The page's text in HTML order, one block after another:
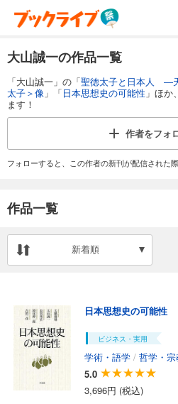
大山誠一の作品一覧
「大山誠一」の「聖徳太子と日本人 ―
太子＞像 」「日本思想史の可能性 」ほか
ます！
作者をフォ
フォローすると、この作者の新刊が配信された
作品一覧
新着順
日本思想史の可能性
ビジネス・実用
学術・語学 / 哲学・
5.0
3,696円 (税込)